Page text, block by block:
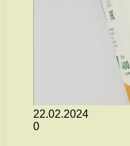
22.02.2024
0